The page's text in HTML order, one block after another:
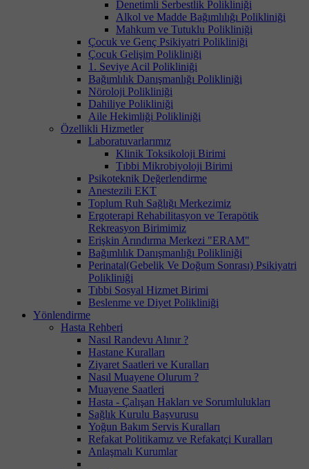
Denetimli Serbestlik Polikliniği
Alkol ve Madde Bağımlılığı Polikliniği
Mahkum ve Tutuklu Polikliniği
Çocuk ve Genç Psikiyatri Polikliniği
Çocuk Gelişim Polikliniği
1. Seviye Acil Polikliniği
Bağımlılık Danışmanlığı Polikliniği
Nöroloji Polikliniği
Dahiliye Polikliniği
Aile Hekimliği Polikliniği
Özellikli Hizmetler
Laboratuvarlarımız
Klinik Toksikoloji Birimi
Tıbbi Mikrobiyoloji Birimi
Psikoteknik Değerlendirme
Anestezili EKT
Toplum Ruh Sağlığı Merkezimiz
Ergoterapi Rehabilitasyon ve Terapötik
Rekreasyon Birimimiz
Erişkin Arındırma Merkezi "ERAM"
Bağımlılık Danışmanlığı Polikliniği
Perinatal(Gebelik Ve Doğum Sonrası) Psikiyatri
Polikliniği
Tıbbi Sosyal Hizmet Birimi
Beslenme ve Diyet Polikliniği
Yönlendirme
Hasta Rehberi
Nasıl Randevu Alınır ?
Hastane Kuralları
Ziyaret Saatleri ve Kuralları
Nasıl Muayene Olurum ?
Muayene Saatleri
Hasta - Çalışan Hakları ve Sorumlulukları
Sağlık Kurulu Başvurusu
Yoğun Bakım Servis Kuralları
Refakat Politikamız ve Refakatçi Kuralları
Anlaşmalı Kurumlar